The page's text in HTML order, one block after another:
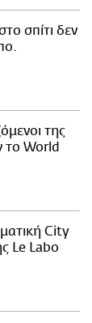
σπίτι δεν
της
το World
City
Le Labo